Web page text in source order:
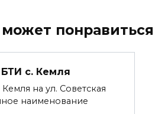
понравиться
БТИ с. Кемля
на ул. Советская
наименование